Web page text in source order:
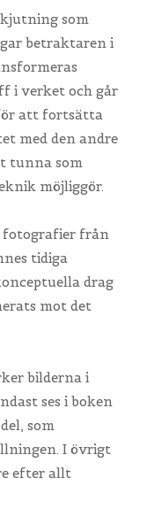
som
betraktaren i
i verket och går
att fortsätta
med den andre
tunna som
möjliggör.
fotografier från
tidiga
drag
mot det
bilderna i
ses i boken
som
I övrigt
efter allt